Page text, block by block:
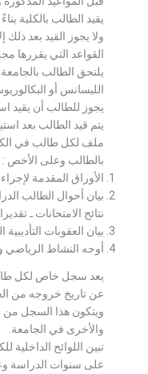
يقيد الطالب بالكلية
ولا يجوز القيد بعد
القواعد التي يقررها
يلتحق الطالب
الليسانس أو
يجوز للطالب أن يقيد
يتم قيد الطالب بعد
ملف لكل طالب في
بالطالب وعلى الأخص :
الأوراق المقدمة لإجراء
بيان أحوال الطالب
نتائح الامتحانات ـ
بيان العقوبات التأديبية
أوجه النشاط الرياضي
يعد سجل خاص لكل
عن تاريخ خروجه من
ويتكون هذا السجل من
والأخرى في الجامعة.
تبين اللوائح الداخلية
على سنوات الدراسة